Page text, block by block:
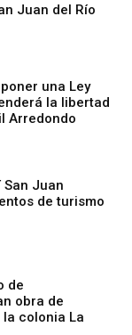
Juan del Río
una Ley
la libertad
Arredondo
San Juan
de turismo
de
obra de
colonia La